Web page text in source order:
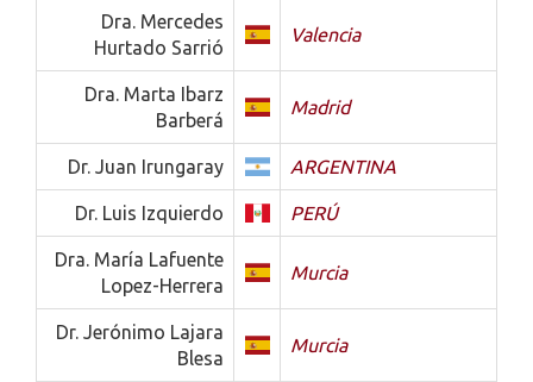
Dra. Mercedes
Hurtado Sarrió
Valencia
Dra. Marta Ibarz
Barberá
Madrid
Dr. Juan Irungaray ARGENTINA
Dr. Luis Izquierdo PERÚ
Dra. María Lafuente
Lopez-Herrera
Murcia
Dr. Jerónimo Lajara
Blesa
Murcia